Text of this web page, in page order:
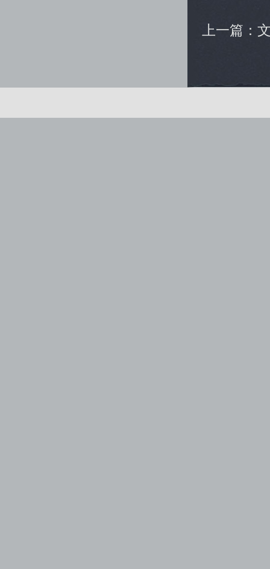
上一篇：